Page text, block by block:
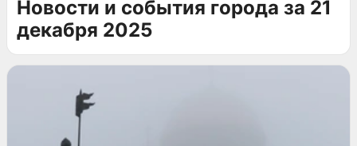
Новости и события города за 21
декабря 2025